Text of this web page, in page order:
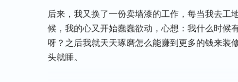
后来，我又换了一份卖墙漆的工作，每当我去工
候，我的心又开始蠢蠢欲动，心想：我什么时候
呀？之后我就天天琢磨怎么能赚到更多的钱来装
头就睡。